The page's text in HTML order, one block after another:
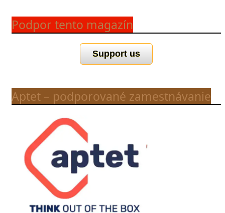
Podpor tento magazín
Support us
Aptet – podporované zamestnávanie